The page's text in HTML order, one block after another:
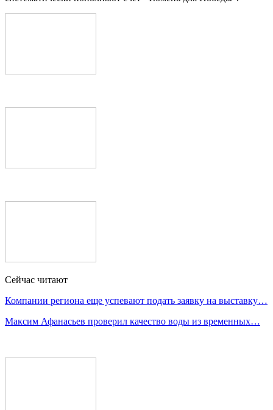
Сейчас читают
Компании региона еще успевают подать заявку на выставку…
Максим Афанасьев проверил качество воды из временных…